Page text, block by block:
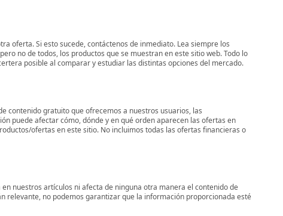
oferta. Si esto sucede, contáctenos de inmediato. Lea siempre los
no de todos, los productos que se muestran en este sitio web. Todo lo
posible al comparar y estudiar las distintas opciones del mercado.
contenido gratuito que ofrecemos a nuestros usuarios, las
puede afectar cómo, dónde y en qué orden aparecen las ofertas en
ofertas en este sitio. No incluimos todas las ofertas financieras o
nuestros artículos ni afecta de ninguna otra manera el contenido de
relevante, no podemos garantizar que la información proporcionada esté